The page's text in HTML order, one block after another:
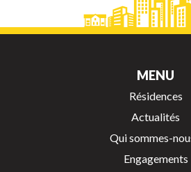
MENU
Résidences
Actualités
Qui sommes-
Engagements